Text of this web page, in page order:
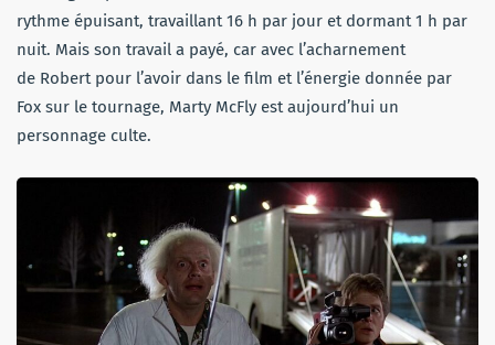
rythme épuisant, travaillant 16 h par jour et dormant 1 h par
nuit. Mais son travail a payé, car avec l’acharnement
de Robert pour l’avoir dans le film et l’énergie donnée par
Fox sur le tournage, Marty McFly est aujourd’hui un
personnage culte.